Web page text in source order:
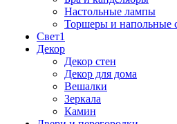
Настольные лампы
Торшеры и напольные
Свет1
Декор
Декор стен
Декор для дома
Вешалки
Зеркала
Камин